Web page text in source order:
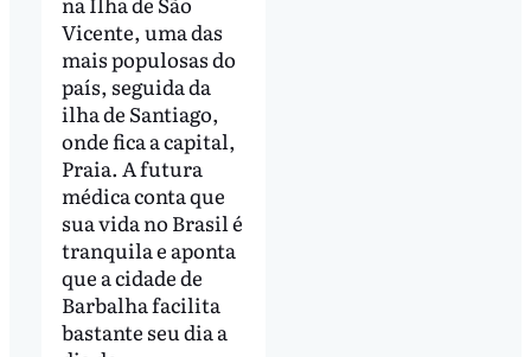
Vicente, uma das
mais populosas do
país, seguida da
ilha de Santiago,
onde fica a capital,
Praia. A futura
médica conta que
sua vida no Brasil é
tranquila e aponta
que a cidade de
Barbalha facilita
bastante seu dia a